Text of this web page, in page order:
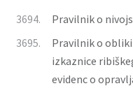
3694.
Pravilnik o
3695.
Pravilnik o
izkaznice
evidenc o